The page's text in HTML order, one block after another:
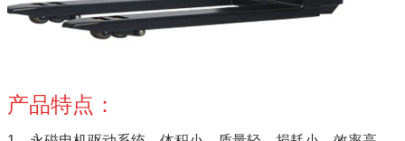
产品特点：